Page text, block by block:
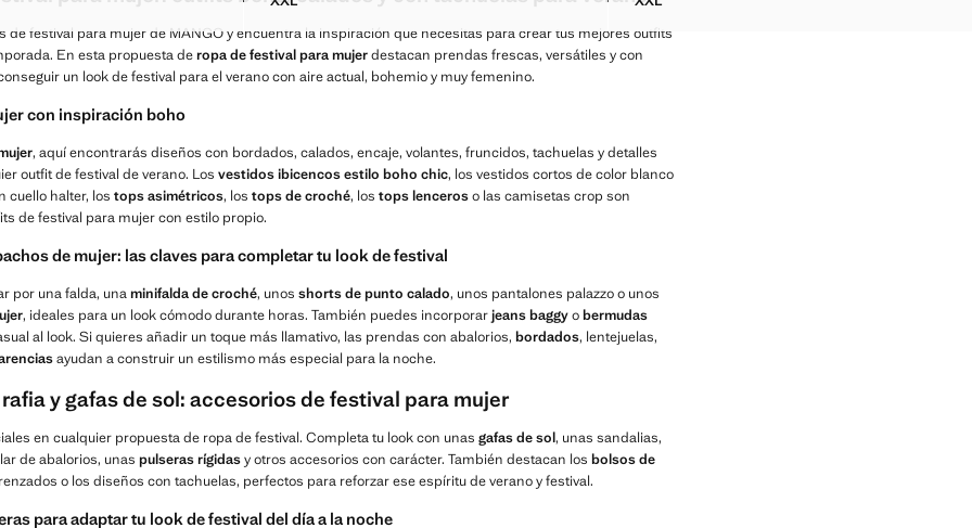
TEXTURA TOP TEXTURA DETALLE ABALORIOS ESPALDA VESTIDO CROCHET BAJO FESTONEADO
de festival para mujer de MANGO y encuentra la inspiración que necesitas para crear tus mejores outfits
En esta propuesta deropa de festival para mujerdestacan prendas frescas, versátiles y con
un look de festival para el verano con aire actual, bohemio y muy femenino.
con inspiración boho
, aquí encontrarás diseños con bordados, calados, encaje, volantes, fruncidos, tachuelas y detalles
outfit de festival de verano. Los vestidos ibicencos estilo boho chic, los vestidos cortos de color blanco
cuello halter, los tops asimétricos, los tops de croché, los tops lenceroso las camisetas crop son
de festival para mujer con estilo propio.
de mujer: las claves para completar tu look de festival
por una falda, unaminifalda de croché, unos shorts de punto calado, unos pantalones palazzo o unos
, ideales para un look cómodo durante horas. También puedes incorporar jeans baggyobermudas
al look. Si quieres añadir un toque más llamativo, las prendas con abalorios, bordados, lentejuelas,
ayudan a construir un estilismo más especial para la noche.
y gafas de sol: accesorios de festival para mujer
en cualquier propuesta de ropa de festival. Completa tu look con unas gafas de sol, unas sandalias,
de abalorios, unas pulseras rígidasy otros accesorios con carácter. También destacan los bolsos de
o los diseños con tachuelas, perfectos para reforzar ese espíritu de verano y festival.
para adaptar tu look de festival del día a la noche